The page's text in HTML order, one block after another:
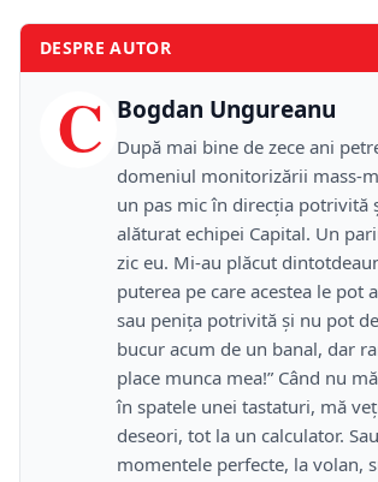
DESPRE AUTOR
C Bogdan Ungureanu
După mai bine de zece ani
domeniul monitorizării mass-
un pas mic în direcţia potrivită
alăturat echipei Capital. Un
zic eu. Mi-au plăcut
puterea pe care acestea le pot
sau peniţa potrivită şi nu pot
bucur acum de un banal, dar
place munca mea!” Când nu
în spatele unei tastaturi, mă
deseori, tot la un calculator.
momentele perfecte, la volan,